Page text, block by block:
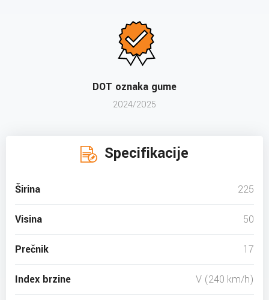
DOT oznaka gume
2024/2025
Specifikacije
Širina 225
Visina 50
Prečnik 17
Index brzine V (240 km/h)